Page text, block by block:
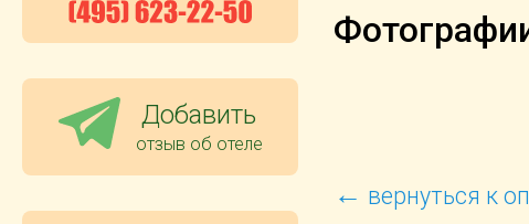
← вернуться к
Добавить
отзыв об отеле